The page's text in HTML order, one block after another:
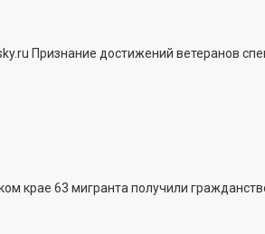
Признание достижений ветеранов
крае 63 мигранта получили